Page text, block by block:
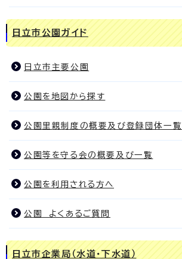
日立市公園ガイド
日立市主要公園
公園を地図から探す
公園里親制度の概要及び登録団体一覧
公園等を守る会の概要及び一覧
公園を利用される方へ
公園 よくあるご質問
日立市企業局（水道・下水道）